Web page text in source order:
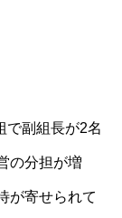
で副組長が2名
の分担が増
が寄せられて